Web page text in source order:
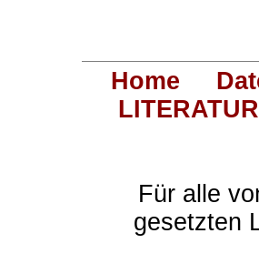
Home
LITERATUR
Für alle
gesetzten